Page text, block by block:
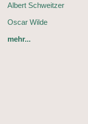
Albert Schweitzer
Oscar Wilde
mehr...